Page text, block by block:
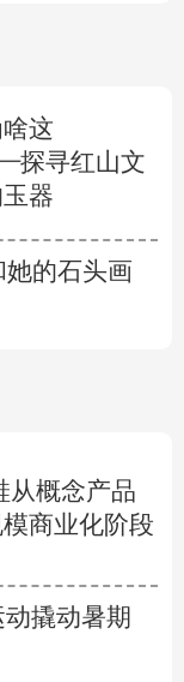
这
探寻红山文
器
她的石头画
从概念产品
商业化阶段
动撬动暑期